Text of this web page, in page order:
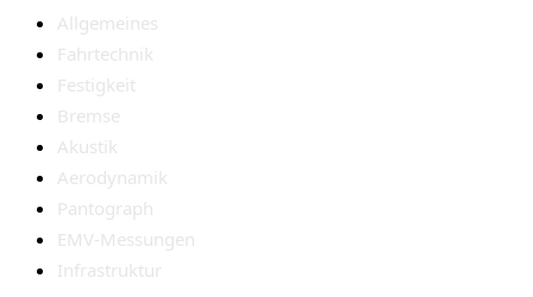
Allgemeines
Fahrtechnik
Festigkeit
Bremse
Akustik
Aerodynamik
Pantograph
EMV-Messungen
Infrastruktur